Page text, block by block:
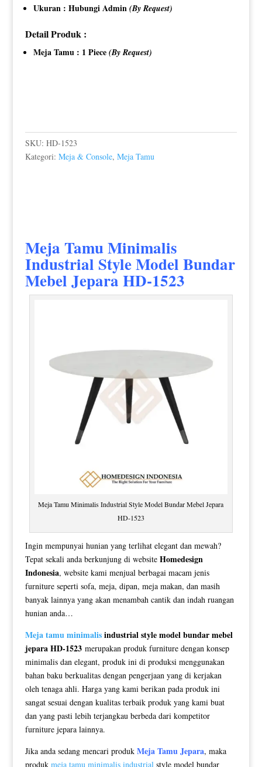
Ukuran : Hubungi Admin (By Request)
Detail Produk :
Meja Tamu : 1 Piece (By Request)
SKU: HD-1523
Kategori: Meja & Console, Meja Tamu
Meja Tamu Minimalis
Industrial Style Model Bundar
Mebel Jepara HD-1523
Meja Tamu Minimalis Industrial Style Model Bundar Mebel Jepara
HD-1523
Ingin mempunyai hunian yang terlihat elegant dan mewah?
Tepat sekali anda berkunjung di website Homedesign
Indonesia, website kami menjual berbagai macam jenis
furniture seperti sofa, meja, dipan, meja makan, dan masih
banyak lainnya yang akan menambah cantik dan indah ruangan
hunian anda…
Meja tamu minimalisindustrial style model bundar mebel
jepara HD-1523merupakan produk furniture dengan konsep
minimalis dan elegant, produk ini di produksi menggunakan
bahan baku berkualitas dengan pengerjaan yang di kerjakan
oleh tenaga ahli. Harga yang kami berikan pada produk ini
sangat sesuai dengan kualitas terbaik produk yang kami buat
dan yang pasti lebih terjangkau berbeda dari kompetitor
furniture jepara lainnya.
Jika anda sedang mencari produk Meja Tamu Jepara, maka
produk meja tamu minimalis industrial style model bundar